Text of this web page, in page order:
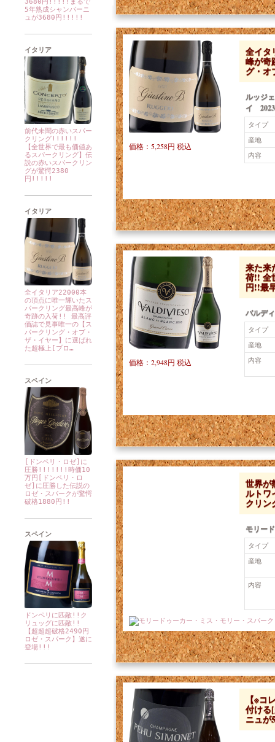
5年熟成シャンパーニ
ュが3680円!!!!!
イタリア
前代未聞の赤いスパー
クリング!!!!!!
【全世界で最も価値あ
るスパークリング】伝
説の赤いスパークリン
グが驚愕2380
円!!!!!
イタリア
全イタリア22000本
の頂点に唯一輝いたス
パークリング最高峰が
奇跡の入荷!! 最高評
価誌で見事唯一の【ス
パークリング・オブ・
ザ・イヤー】に選ばれ
た超極上[プロ…
スペイン
[ドンペリ・ロゼ]に
圧勝!!!!!!!時価10
万円[ドンペリ・ロ
ゼ]に圧勝した伝説の
ロゼ・スパークが驚愕
破格1880円!!
スペイン
ドンペリに匹敵!!ク
リュッグに匹敵!!
【超超超破格2490円
ロゼ・スパーク】遂に
登場!!!
全イタ
峰が奇
グ・
ルッジ
イ 2023
タイプ
産地
内容
価格：5,258円 税込
来た来
荷!! 全
円!!最
バルデ
タイプ
産地
内容
価格：2,948円 税込
世界が
ルトワ
クリ
モリー
タイプ
産地
内容
価格：4,609円 税込
【※コ
付ける
ニュ